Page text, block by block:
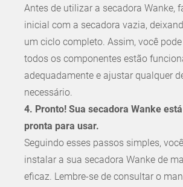
Antes de utilizar a secadora Wanke,
inicial com a secadora vazia,
um ciclo completo. Assim, você
todos os componentes estão
adequadamente e ajustar qualquer
necessário.
4. Pronto! Sua secadora Wanke
pronta para usar.
Seguindo esses passos simples,
instalar a sua secadora Wanke de
eficaz. Lembre-se de consultar o